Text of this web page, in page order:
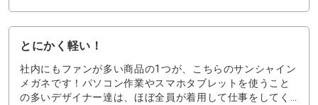
とにかく軽い！
社内にもファンが多い商品の1つが、こちらのサンシャイン
メガネです！パソコン作業やスマホタブレットを使うこと
の多いデザイナー達は、ほぼ全員が着用して仕事をしてく